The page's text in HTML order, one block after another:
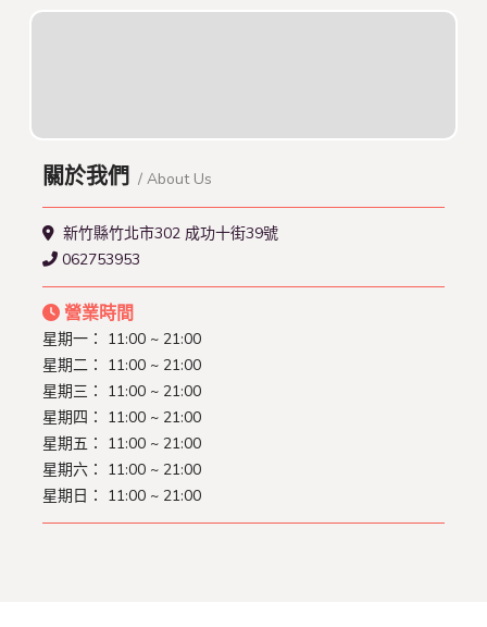
關於我們 / About Us
新竹縣竹北市302 成功十街39號
062753953
營業時間
星期一： 11:00 ~ 21:00
星期二： 11:00 ~ 21:00
星期三： 11:00 ~ 21:00
星期四： 11:00 ~ 21:00
星期五： 11:00 ~ 21:00
星期六： 11:00 ~ 21:00
星期日： 11:00 ~ 21:00